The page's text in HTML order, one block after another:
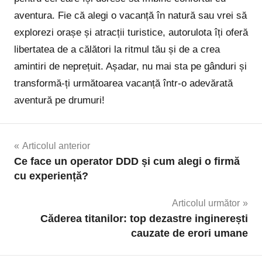
aventura. Fie că alegi o vacanță în natură sau vrei să
explorezi orașe și atracții turistice, autorulota îți oferă
libertatea de a călători la ritmul tău și de a crea
amintiri de neprețuit. Așadar, nu mai sta pe gânduri și
transformă-ți următoarea vacanță într-o adevărată
aventură pe drumuri!
Navigare
în
Articolul anterior
Ce face un operator DDD și cum alegi o firmă
cu experiență?
Articolul următor
Căderea titanilor: top dezastre inginerești
cauzate de erori umane